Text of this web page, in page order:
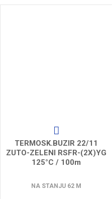
TERMOSK.BUZIR 22/11
ZUTO-ZELENI RSFR-(2X)YG
125°C / 100m
NA STANJU 62 M